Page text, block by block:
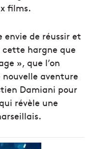
films.
de réussir et
cette hargne que
», que l’on
aventure
Damiani pour
révèle une